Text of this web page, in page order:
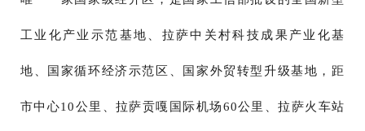
工业化产业示范基地、拉萨中关村科技成果产业化基
地、国家循环经济示范区、国家外贸转型升级基地，距
市中心10公里、拉萨贡嘎国际机场60公里、拉萨火车站